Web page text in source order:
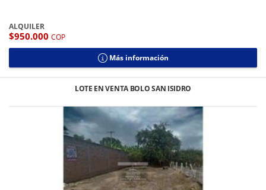
ALQUILER
$950.000 COP
Más información
LOTE EN VENTA BOLO SAN ISIDRO